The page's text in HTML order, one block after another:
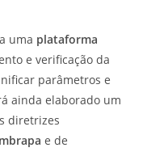
uma plataforma
e verificação da
parâmetros e
ainda elaborado um
diretrizes
e de